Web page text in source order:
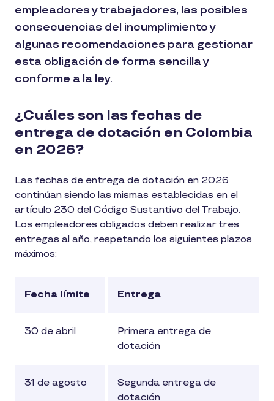
empleadores y trabajadores, las posibles
consecuencias del incumplimiento y
algunas recomendaciones para gestionar
esta obligación de forma sencilla y
conforme a la ley.
¿Cuáles son las fechas de
entrega de dotación en Colombia
en 2026?
Las fechas de entrega de dotación en 2026
continúan siendo las mismas establecidas en el
artículo 230 del Código Sustantivo del Trabajo.
Los empleadores obligados deben realizar tres
entregas al año, respetando los siguientes plazos
máximos:
Fecha límite Entrega
30 de abril
Primera entrega de
dotación
31 de agosto
Segunda entrega de
dotación